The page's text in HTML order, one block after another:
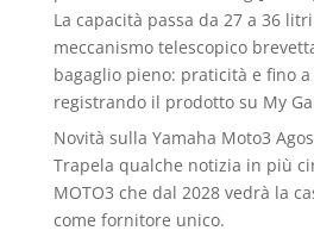
La capacità passa da 27 a 36
meccanismo telescopico
bagaglio pieno: praticità e fino
registrando il prodotto su My
Novità sulla Yamaha Moto3
Trapela qualche notizia in più
MOTO3 che dal 2028 vedrà la
come fornitore unico.